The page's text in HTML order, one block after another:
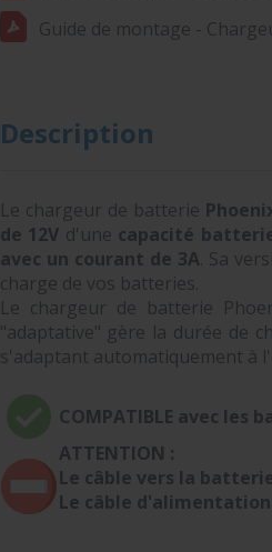
Guide de montage -
Description
Le chargeur de batterie
de 12V d'une capacité
avec un courant de 3A. Sa
charge de vos batteries.
Le chargeur de batterie
"adaptative" gère la durée de
s'adaptant automatiquement à
COMPATIBLE avec les
ATTENTION :
Le câble vers la
Le câble d'alimentation